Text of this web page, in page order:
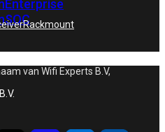
Enterprise
SOCRackmount
van Wifi Experts B.V,